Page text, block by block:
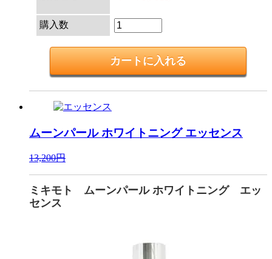
購入数
ムーンパール ホワイトニング エッセンス
13,200円
ミキモト ムーンパール ホワイトニング エッ
センス